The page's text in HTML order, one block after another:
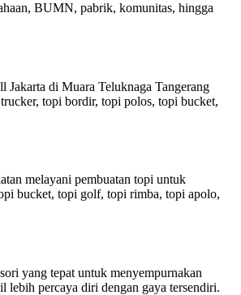
BUMN, pabrik, komunitas, hingga
di Muara Teluknaga Tangerang
topi bordir, topi polos, topi bucket,
melayani pembuatan topi untuk
bucket, topi golf, topi rimba, topi apolo,
yang tepat untuk menyempurnakan
lebih percaya diri dengan gaya tersendiri.